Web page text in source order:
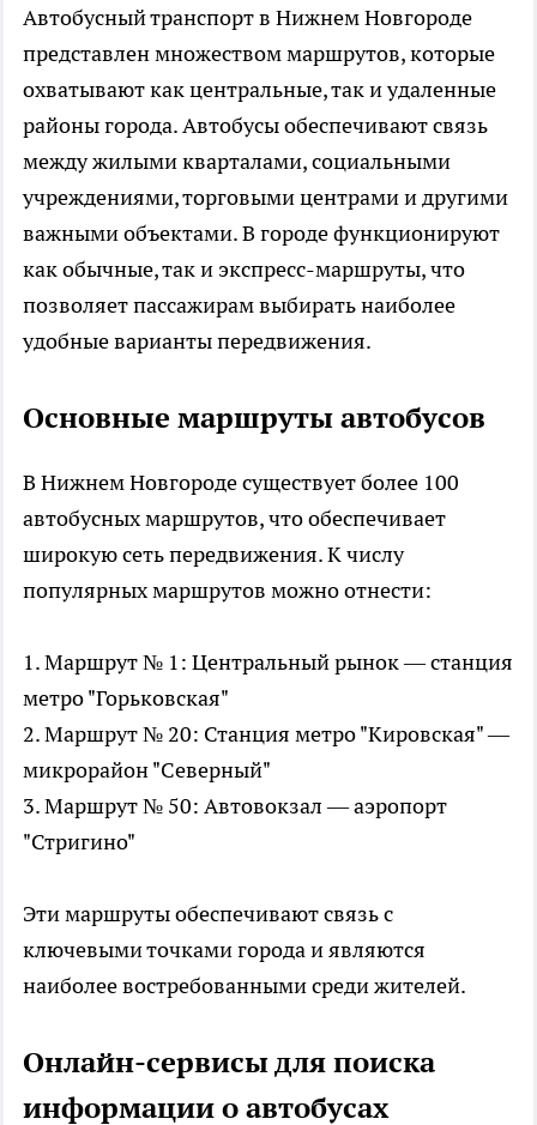
Автобусный транспорт в Нижнем Новгороде
представлен множеством маршрутов, которые
охватывают как центральные, так и удаленные
районы города. Автобусы обеспечивают связь
между жилыми кварталами, социальными
учреждениями, торговыми центрами и другими
важными объектами. В городе функционируют
как обычные, так и экспресс-маршруты, что
позволяет пассажирам выбирать наиболее
удобные варианты передвижения.
Основные маршруты автобусов
В Нижнем Новгороде существует более 100
автобусных маршрутов, что обеспечивает
широкую сеть передвижения. К числу
популярных маршрутов можно отнести:
1. Маршрут № 1: Центральный рынок — станция
метро "Горьковская"
2. Маршрут № 20: Станция метро "Кировская" —
микрорайон "Северный"
3. Маршрут № 50: Автовокзал — аэропорт
"Стригино"
Эти маршруты обеспечивают связь с
ключевыми точками города и являются
наиболее востребованными среди жителей.
Онлайн-сервисы для поиска
информации о автобусах